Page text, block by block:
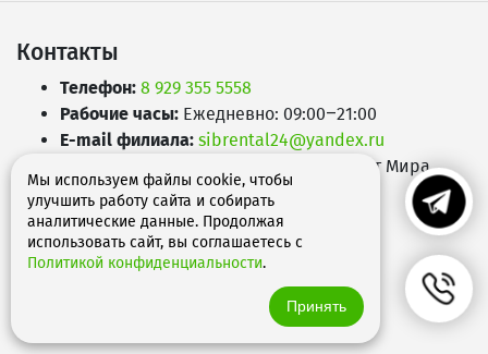
Контакты
Телефон: 8 929 355 5558
Рабочие часы: Ежедневно: 09:00–21:00
E-mail филиала: sibrental24@yandex.ru
Проспект Мира,
д.65А
Мы используем файлы cookie, чтобы
улучшить работу сайта и собирать
аналитические данные. Продолжая
использовать сайт, вы соглашаетесь с
Политикой конфиденциальности.
Принять